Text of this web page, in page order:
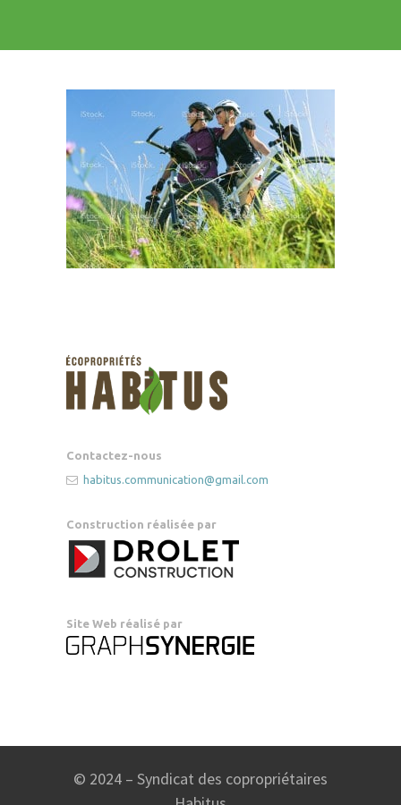
Contactez-nous
habitus.communication@gmail.com
Construction réalisée par
Site Web réalisé par
© 2024 – Syndicat des copropriétaires